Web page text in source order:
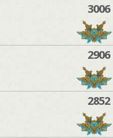
3006
2906
2852